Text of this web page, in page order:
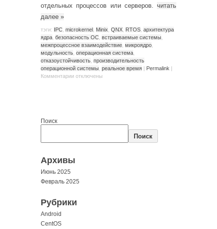
отдельных процессов или серверов. читать
далее »
тэги: IPC microkernel Minix QNX RTOS архитектура
ядра безопасность ОС встраиваемые системы
межпроцессное взаимодействие микроядро
модульность операционная система
отказоустойчивость производительность
операционной системы реальное время | Permalink |
Комментарии отключены
Поиск
Поиск
Архивы
Июнь 2025
Февраль 2025
Рубрики
Android
CentOS